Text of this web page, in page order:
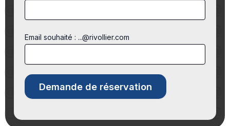
Email souhaité : ...@rivollier.com